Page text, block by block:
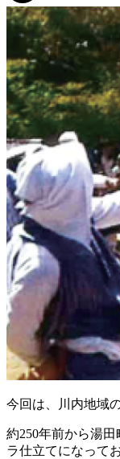
今回は、川内地域
約250年前から湯
ラ仕立てになって